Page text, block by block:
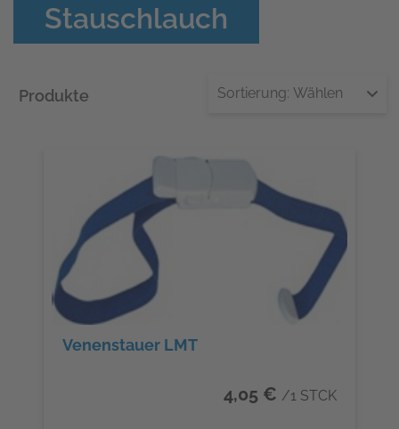
Stauschlauch
Produkte Sortierung: Wählen
Venenstauer LMT
4,05 € /1 STCK